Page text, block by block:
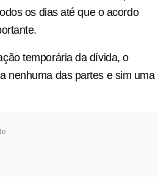
os dias até que o acordo
temporária da dívida, o
nenhuma das partes e sim uma